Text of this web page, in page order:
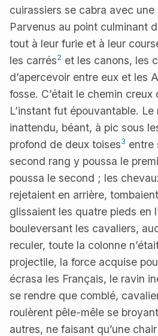
cuirassiers se cabra avec
Parvenus au point culminant
tout à leur furie et à leur
les carrés2 et les canons, les
d’apercevoir entre eux et les
fosse. C’était le chemin creux
L’instant fut épouvantable.
inattendu, béant, à pic sous
profond de deux toises3 entre
second rang y poussa le
poussa le second ; les
rejetaient en arrière,
glissaient les quatre pieds en
bouleversant les cavaliers,
reculer, toute la colonne
projectile, la force acquise
écrasa les Français, le ravin
se rendre que comblé,
roulèrent pêle-mêle se
autres, ne faisant qu’une